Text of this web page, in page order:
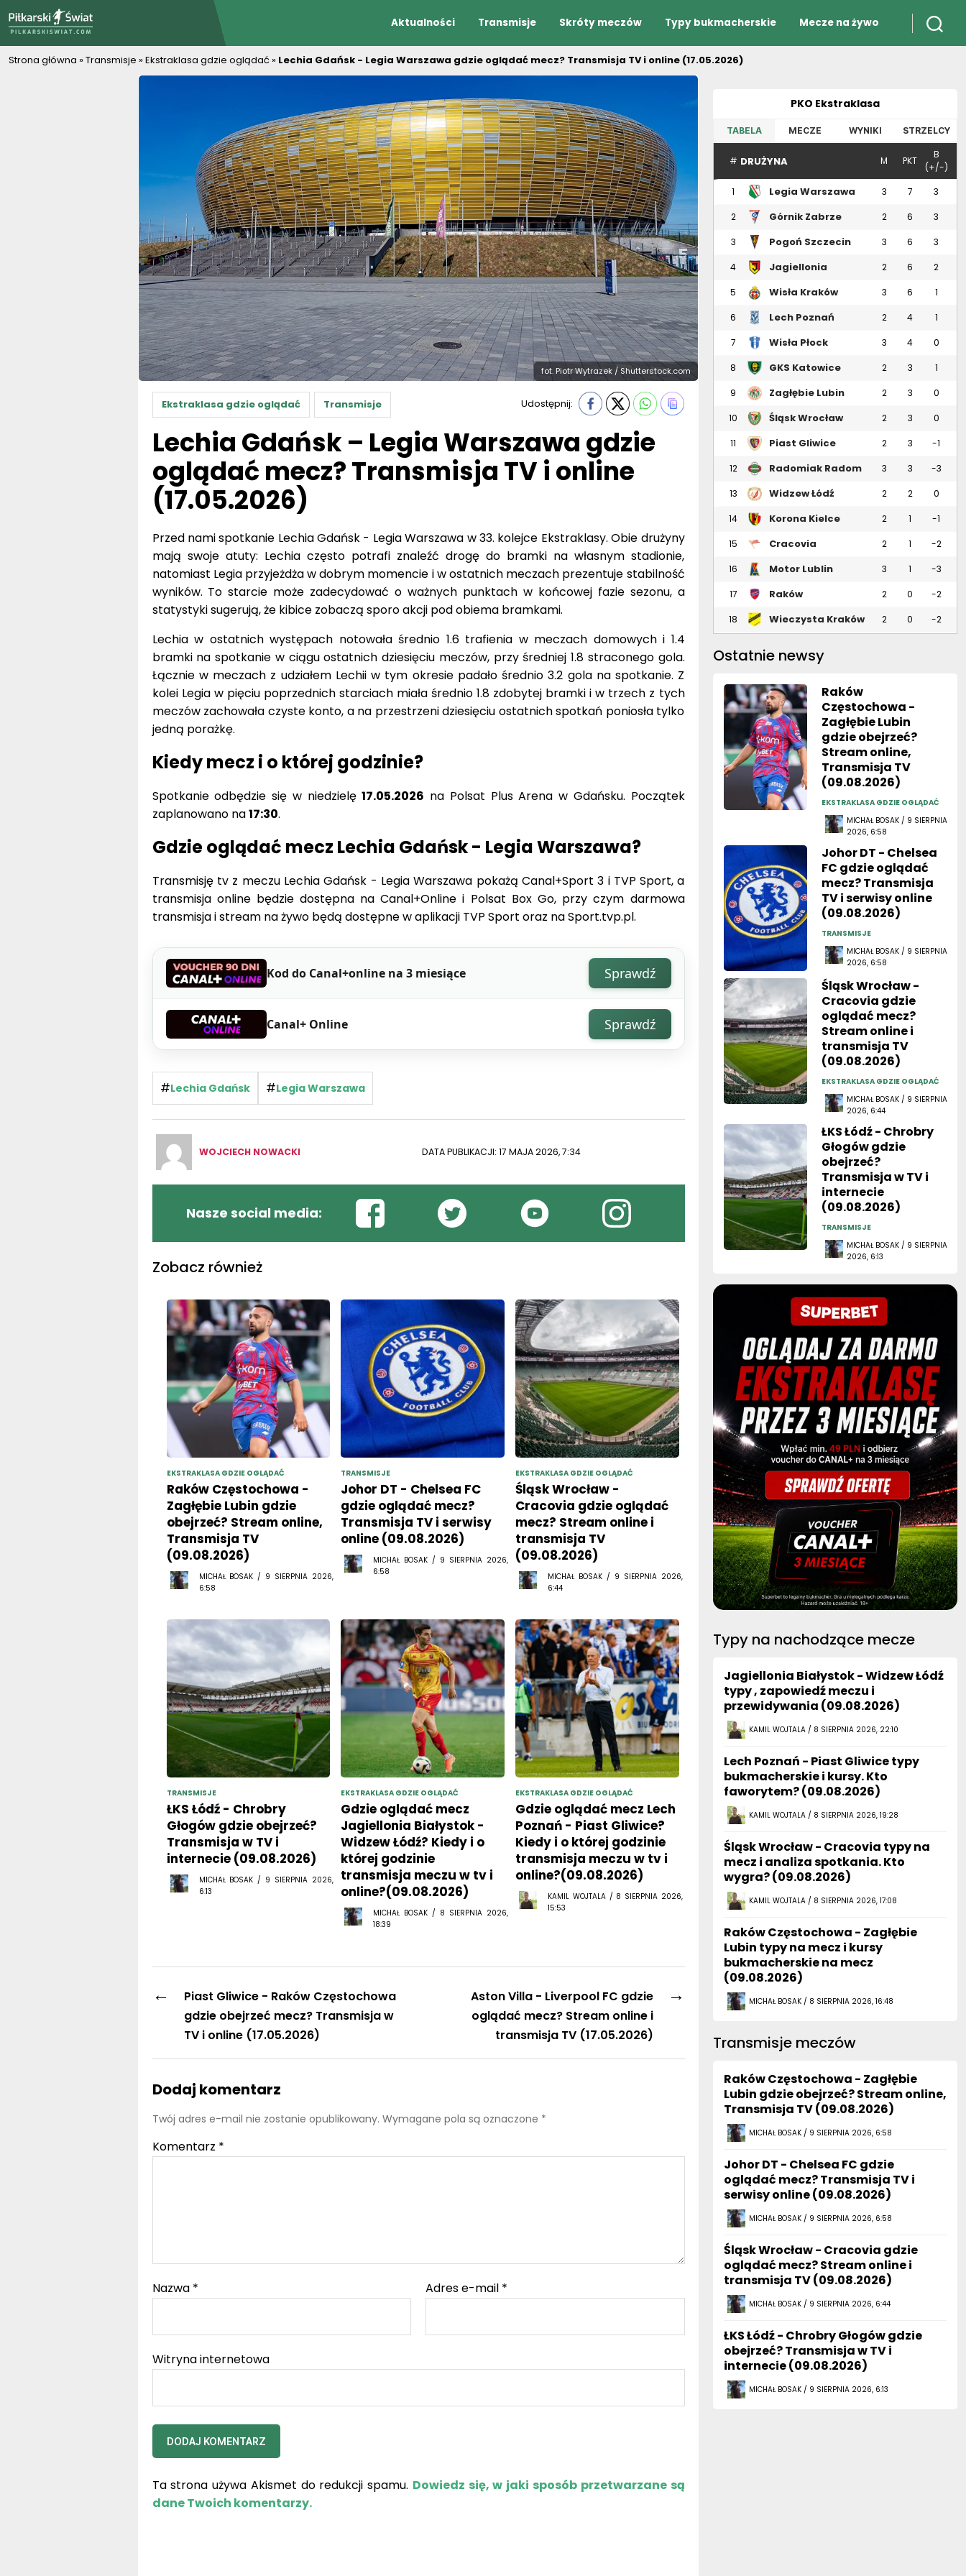
Aktualności Transmisje Skróty meczów Typy bukmacherskie Mecze na żywo
Strona główna »Transmisje »Ekstraklasa gdzie oglądać » Lechia Gdańsk - Legia Warszawa gdzie oglądać mecz? Transmisja TV i online (17.05.2026)
fot. Piotr Wytrazek / Shutterstock.com
Ekstraklasa gdzie oglądać Transmisje Udostępnij:
Lechia Gdańsk – Legia Warszawa gdzie
oglądać mecz? Transmisja TV i online
(17.05.2026)
Przed nami spotkanie Lechia Gdańsk - Legia Warszawa w 33. kolejce Ekstraklasy. Obie drużyny
mają swoje atuty: Lechia często potrafi znaleźć drogę do bramki na własnym stadionie,
natomiast Legia przyjeżdża w dobrym momencie i w ostatnich meczach prezentuje stabilność
wyników. To starcie może zadecydować o ważnych punktach w końcowej fazie sezonu, a
statystyki sugerują, że kibice zobaczą sporo akcji pod obiema bramkami.
Lechia w ostatnich występach notowała średnio 1.6 trafienia w meczach domowych i 1.4
bramki na spotkanie w ciągu ostatnich dziesięciu meczów, przy średniej 1.8 straconego gola.
Łącznie w meczach z udziałem Lechii w tym okresie padało średnio 3.2 gola na spotkanie. Z
kolei Legia w pięciu poprzednich starciach miała średnio 1.8 zdobytej bramki i w trzech z tych
meczów zachowała czyste konto, a na przestrzeni dziesięciu ostatnich spotkań poniosła tylko
jedną porażkę.
Kiedy mecz i o której godzinie?
Spotkanie odbędzie się w niedzielę17.05.2026 na Polsat Plus Arena w Gdańsku. Początek
zaplanowano na17:30.
Gdzie oglądać mecz Lechia Gdańsk - Legia Warszawa?
Transmisję tv z meczu Lechia Gdańsk - Legia Warszawa pokażą Canal+Sport 3 i TVP Sport, a
transmisja online będzie dostępna na Canal+Online i Polsat Box Go, przy czym darmowa
transmisja i stream na żywo będą dostępne w aplikacji TVP Sport oraz na Sport.tvp.pl.
Kod do Canal+online na 3 miesiące Sprawdź
Canal+ Online Sprawdź
#Lechia Gdańsk #Legia Warszawa
WOJCIECH NOWACKI DATA PUBLIKACJI: 17 MAJA 2026, 7:34
Nasze social media:
Zobacz również
EKSTRAKLASA GDZIE OGLĄDAĆ
Raków Częstochowa -
Zagłębie Lubin gdzie
obejrzeć? Stream online,
Transmisja TV
(09.08.2026)
MICHAŁ BOSAK / 9 SIERPNIA 2026,
6:58
TRANSMISJE
Johor DT - Chelsea FC
gdzie oglądać mecz?
Transmisja TV i serwisy
online (09.08.2026)
MICHAŁ BOSAK / 9 SIERPNIA 2026,
6:58
EKSTRAKLASA GDZIE OGLĄDAĆ
Śląsk Wrocław -
Cracovia gdzie oglądać
mecz? Stream online i
transmisja TV
(09.08.2026)
MICHAŁ BOSAK / 9 SIERPNIA 2026,
6:44
TRANSMISJE
ŁKS Łódź - Chrobry
Głogów gdzie obejrzeć?
Transmisja w TV i
internecie (09.08.2026)
MICHAŁ BOSAK / 9 SIERPNIA 2026,
6:13
EKSTRAKLASA GDZIE OGLĄDAĆ
Gdzie oglądać mecz
Jagiellonia Białystok -
Widzew Łódź? Kiedy i o
której godzinie
transmisja meczu w tv i
online?(09.08.2026)
MICHAŁ BOSAK / 8 SIERPNIA 2026,
18:39
EKSTRAKLASA GDZIE OGLĄDAĆ
Gdzie oglądać mecz Lech
Poznań - Piast Gliwice?
Kiedy i o której godzinie
transmisja meczu w tv i
online?(09.08.2026)
KAMIL WOJTALA / 8 SIERPNIA 2026,
15:53
←
Piast Gliwice - Raków Częstochowa
gdzie obejrzeć mecz? Transmisja w
TV i online (17.05.2026)
→
Aston Villa - Liverpool FC gdzie
oglądać mecz? Stream online i
transmisja TV (17.05.2026)
Dodaj komentarz
Twój adres e-mail nie zostanie opublikowany. Wymagane pola są oznaczone *
Komentarz *
Nazwa * Adres e-mail *
Witryna internetowa
Ta strona używa Akismet do redukcji spamu. Dowiedz się, w jaki sposób przetwarzane są
dane Twoich komentarzy.
PKO Ekstraklasa
TABELA MECZE WYNIKI STRZELCY
# DRUŻYNA M PKT
B
(+/-)
1
Legia Warszawa 3 7 3
2 Górnik Zabrze 2 6 3
3 Pogoń Szczecin 3 6 3
4
Jagiellonia
2 6 2
5 Wisła Kraków 3 6 1
6 Lech Poznań 2 4 1
7 Wisła Płock 3 4 0
8 GKS Katowice 2 3 1
9 Zagłębie Lubin 2 3 0
10 Śląsk Wrocław 2 3 0
11 Piast Gliwice 2 3 -1
12 Radomiak Radom 3 3 -3
13 Widzew Łódź 2 2 0
14 Korona Kielce 2 1 -1
15 Cracovia 2 1 -2
16 Motor Lublin 3 1 -3
17
Raków
2 0 -2
18 Wieczysta Kraków 2 0 -2
Ostatnie newsy
Raków
Częstochowa -
Zagłębie Lubin
gdzie obejrzeć?
Stream online,
Transmisja TV
(09.08.2026)
EKSTRAKLASA GDZIE OGLĄDAĆ
MICHAŁ BOSAK / 9 SIERPNIA
2026, 6:58
Johor DT - Chelsea
FC gdzie oglądać
mecz? Transmisja
TV i serwisy online
(09.08.2026)
TRANSMISJE
MICHAŁ BOSAK / 9 SIERPNIA
2026, 6:58
Śląsk Wrocław -
Cracovia gdzie
oglądać mecz?
Stream online i
transmisja TV
(09.08.2026)
EKSTRAKLASA GDZIE OGLĄDAĆ
MICHAŁ BOSAK / 9 SIERPNIA
2026, 6:44
ŁKS Łódź - Chrobry
Głogów gdzie
obejrzeć?
Transmisja w TV i
internecie
(09.08.2026)
TRANSMISJE
MICHAŁ BOSAK / 9 SIERPNIA
2026, 6:13
Typy na nachodzące mecze
Jagiellonia Białystok - Widzew Łódź
typy , zapowiedź meczu i
przewidywania (09.08.2026)
KAMIL WOJTALA / 8 SIERPNIA 2026, 22:10
Lech Poznań - Piast Gliwice typy
bukmacherskie i kursy. Kto
faworytem? (09.08.2026)
KAMIL WOJTALA / 8 SIERPNIA 2026, 19:28
Śląsk Wrocław - Cracovia typy na
mecz i analiza spotkania. Kto
wygra? (09.08.2026)
KAMIL WOJTALA / 8 SIERPNIA 2026, 17:08
Raków Częstochowa - Zagłębie
Lubin typy na mecz i kursy
bukmacherskie na mecz
(09.08.2026)
MICHAŁ BOSAK / 8 SIERPNIA 2026, 16:48
Transmisje meczów
Raków Częstochowa - Zagłębie
Lubin gdzie obejrzeć? Stream online,
Transmisja TV (09.08.2026)
MICHAŁ BOSAK / 9 SIERPNIA 2026, 6:58
Johor DT - Chelsea FC gdzie
oglądać mecz? Transmisja TV i
serwisy online (09.08.2026)
MICHAŁ BOSAK / 9 SIERPNIA 2026, 6:58
Śląsk Wrocław - Cracovia gdzie
oglądać mecz? Stream online i
transmisja TV (09.08.2026)
MICHAŁ BOSAK / 9 SIERPNIA 2026, 6:44
ŁKS Łódź - Chrobry Głogów gdzie
obejrzeć? Transmisja w TV i
internecie (09.08.2026)
MICHAŁ BOSAK / 9 SIERPNIA 2026, 6:13